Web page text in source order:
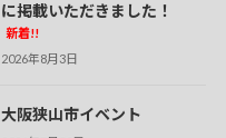
に掲載いただきました！
新着!!
2026年8月3日
大阪狭山市イベント